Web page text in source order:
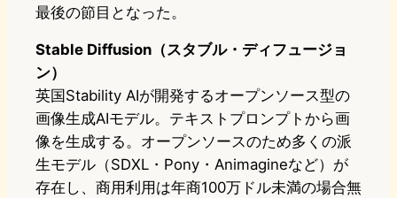
最後の節目となった。
Stable Diffusion（スタブル・ディフュージョ
ン）
英国Stability AIが開発するオープンソース型の
画像生成AIモデル。テキストプロンプトから画
像を生成する。オープンソースのため多くの派
生モデル（SDXL・Pony・Animagineなど）が
存在し、商用利用は年商100万ドル未満の場合無